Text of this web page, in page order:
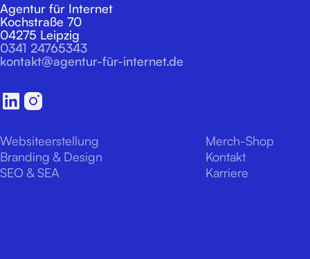
Agentur für Internet
Kochstraße 70
04275 Leipzig
0341 24765343
kontakt@agentur-für-internet.de
Websiteerstellung
Branding & Design
SEO & SEA
Merch-Shop
Kontakt
Karriere